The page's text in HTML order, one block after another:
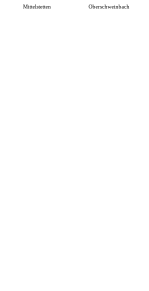
Mittelstetten Oberschweinbach